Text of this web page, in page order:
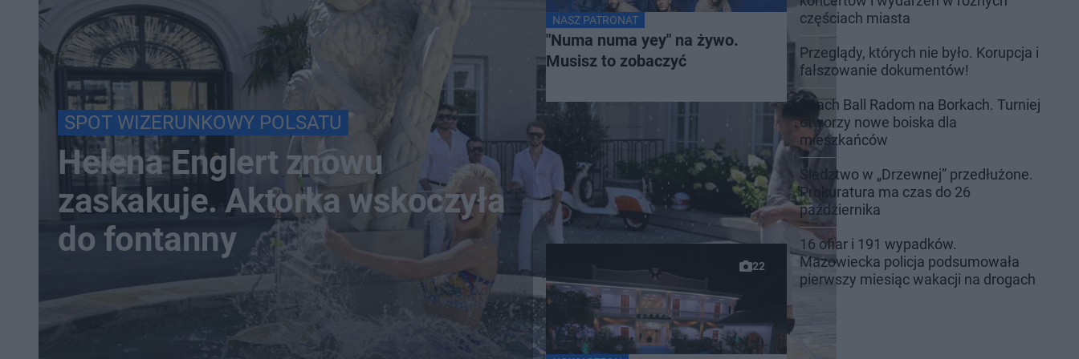
SPOT WIZERUNKOWY POLSATU
Helena Englert znowu
zaskakuje. Aktorka wskoczyła
do fontanny
NASZ PATRONAT
"Numa numa yey" na żywo.
Musisz to zobaczyć
22
częściach miasta
Przeglądy, których nie było. Korupcja i
fałszowanie dokumentów!
Beach Ball Radom na Borkach. Turniej
otworzy nowe boiska dla
mieszkańców
Śledztwo w „Drzewnej” przedłużone.
Prokuratura ma czas do 26
października
16 ofiar i 191 wypadków.
Mazowiecka policja podsumowała
pierwszy miesiąc wakacji na drogach